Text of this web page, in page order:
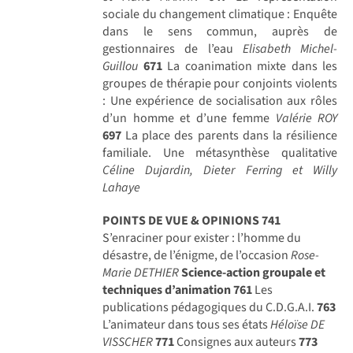
sociale du changement climatique : Enquête
dans le sens commun, auprès de
gestionnaires de l’eau Elisabeth Michel-
Guillou 671La coanimation mixte dans les
groupes de thérapie pour conjoints violents
: Une expérience de socialisation aux rôles
d’un homme et d’une femme Valérie ROY
697 La place des parents dans la résilience
familiale. Une métasynthèse qualitative
Céline Dujardin, Dieter Ferring et Willy
Lahaye
POINTS DE VUE & OPINIONS741
S’enraciner pour exister : l’homme du
désastre, de l’énigme, de l’occasionRose-
Marie DETHIERScience-action groupale et
techniques d’animation761Les
publications pédagogiques du C.D.G.A.I.763
L’animateur dans tous ses étatsHéloïse DE
VISSCHER771Consignes aux auteurs773